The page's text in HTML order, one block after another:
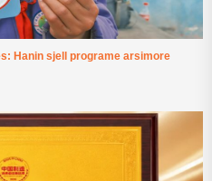
Hanin sjell programe arsimore